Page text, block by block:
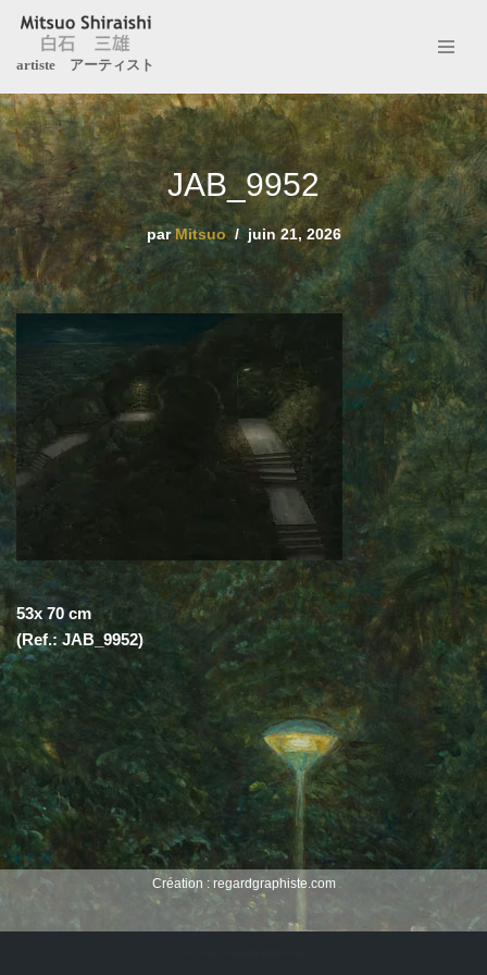
Aller
contenu
artiste アーティスト
JAB_9952
parMitsuo juin 21, 2026
53x 70 cm
(Ref.: JAB_9952)
Création : regardgraphiste.com